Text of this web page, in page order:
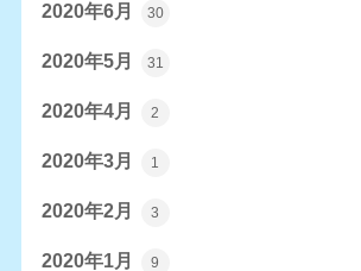
2020年6月 30
2020年5月 31
2020年4月 2
2020年3月 1
2020年2月 3
2020年1月 9